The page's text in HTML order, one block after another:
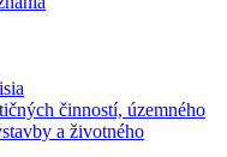
činností, územného
a životného